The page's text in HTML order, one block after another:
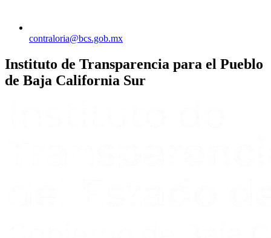
contraloria@bcs.gob.mx
Instituto de Transparencia para el Pueblo
de Baja California Sur